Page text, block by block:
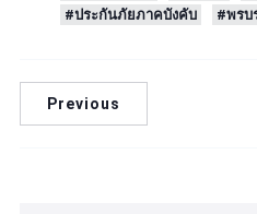
#ประกันภัยภาคบังคับ
#พรบ
Previous